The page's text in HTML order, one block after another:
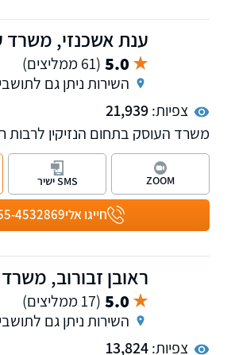
ענת אשכנזי, משרד
5.0 (61 ממליצים)
השירות ניתן גם לתושבי
צפיות:21,939
משרד העוסק בתחום הנזיקין לרבות
רפואית, תאונות דרכים, נזקי גוף,
משרד הביטחון, תאונות עבודה, נזקי
וסיעוד ועוד. למשרד שלוחות בראשון
וברחובות.
חייגו אלי4532869
ZOOM SMS ישיר
ראובן זבורוב, משרד
5.0 (17 ממליצים)
השירות ניתן גם לתושבי
צפיות:13,824